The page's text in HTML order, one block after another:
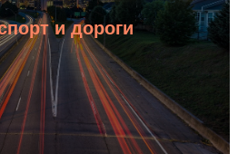
и дороги